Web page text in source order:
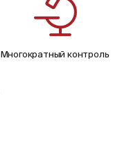
Многократный контроль